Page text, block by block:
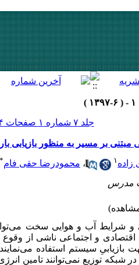
جلد ۷ شماره ۱ صفحات ۴۴-۳۵
مبتنی بر مسیر به منظور بازیابی
۱ ، محمودرضا حقی فام*
و شرایط آب و هوایی سخت
و اجتماعی ناشی از
بازیابیِ سیستم استفاده
در شبکه توزیع نمی‌توانند تامین